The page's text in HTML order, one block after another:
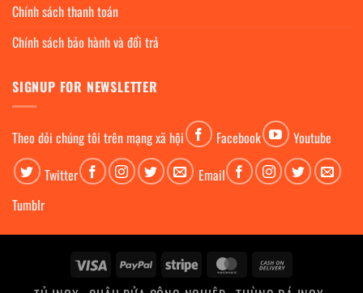
Chính sách thanh toán
Chính sách bảo hành và đổi trả
SIGNUP FOR NEWSLETTER
Theo dỏi chúng tôi trên mạng xã hội Facebook
Youtube
Twitter
Email
Tumblr
Visa PayPal Stripe MasterCard